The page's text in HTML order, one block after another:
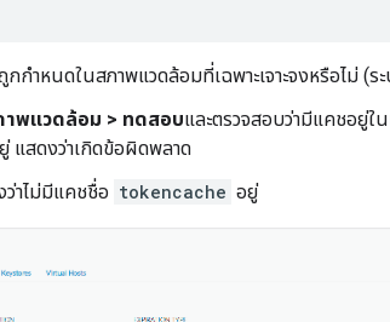
กำหนดในสภาพแวดล้อมที่เฉพาะเจาะจงหรือไม่ (
าพแวดล้อม > ทดสอบและตรวจสอบว่ามีแคชอยู่ใ
แสดงว่าเกิดข้อผิดพลาด
ว่าไม่มีแคชชื่อ tokencache อยู่